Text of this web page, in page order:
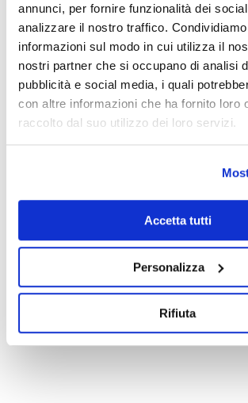
annunci, per fornire funzionalità dei
analizzare il nostro traffico.
informazioni sul modo in cui utilizza il
nostri partner che si occupano di analisi
pubblicità e social media, i quali
con altre informazioni che ha fornito loro
raccolto dal suo utilizzo dei loro servizi.
Accetta tutti
Personalizza
Rifiuta
READ MORE
Il call-off stock: ecco tutte le
conoscere per quanto riguarda
READ MORE